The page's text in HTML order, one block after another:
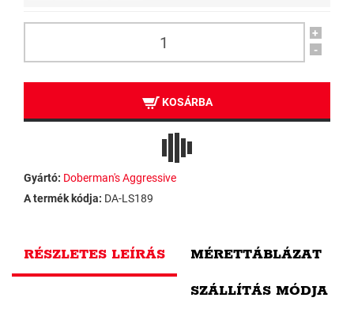
+
-
KOSÁRBA
Gyártó: Doberman's Aggressive
A termék kódja: DA-LS189
RÉSZLETES LEÍRÁS MÉRETTÁBLÁZAT
SZÁLLÍTÁS MÓDJA